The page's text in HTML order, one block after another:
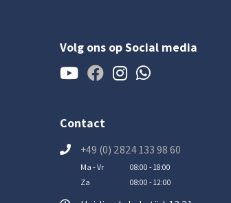
Volg ons op Social media
Contact
+49 (0) 2824 133 98 60
Ma - Vr
08:00 - 18:00
Za
08:00 - 12:00